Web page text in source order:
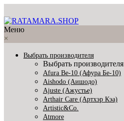
Меню
×
Выбрать производителя
Выбрать производителя
Afura Be-10 (Афура Бе-10)
Aishodo (Аишодо)
Ajuste (Ажустье)
Arthair Care (Артхэр Кэа)
Artistic&Co.
Atmore